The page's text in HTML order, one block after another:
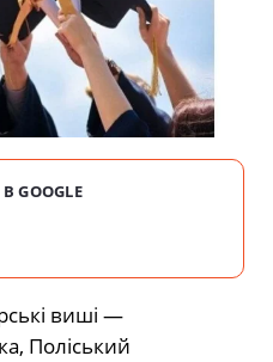
GOOGLE
виші —
Поліський